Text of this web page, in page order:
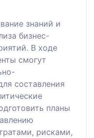
знаний и
бизнес-
В ходе
смогут
составления
планы
рисками,